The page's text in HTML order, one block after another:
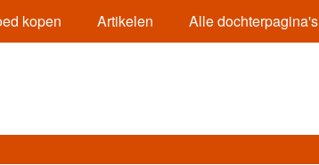
kopen Artikelen Alle dochterpagina's